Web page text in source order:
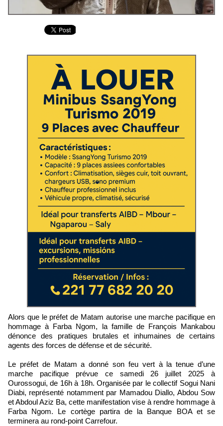
Alors que le préfet de Matam autorise une marche pacifique en
hommage à Farba Ngom, la famille de François Mankabou
dénonce des pratiques brutales et inhumaines de certains
agents des forces de défense et de sécurité.
Le préfet de Matam a donné son feu vert à la tenue d’une
marche pacifique prévue ce samedi 26 juillet 2025 à
Ourossogui, de 16h à 18h. Organisée par le collectif Sogui Nani
Diabi, représenté notamment par Mamadou Diallo, Abdou Sow
et Abdoul Aziz Ba, cette manifestation vise à rendre hommage à
Farba Ngom. Le cortège partira de la Banque BOA et se
terminera au rond-point Carrefour.